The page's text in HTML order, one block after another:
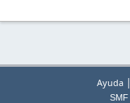
Ayuda |